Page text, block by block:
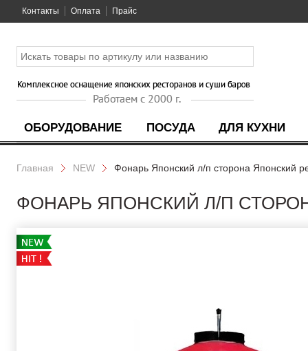
Контакты Оплата Прайс
ОБОРУДОВАНИЕ ПОСУДА ДЛЯ КУХНИ
Главная NEW Фонарь Японский л/п сторона Японский
ФОНАРЬ ЯПОНСКИЙ Л/П